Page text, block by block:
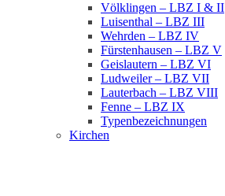
Völklingen – LBZ I & II
Luisenthal – LBZ III
Wehrden – LBZ IV
Fürstenhausen – LBZ V
Geislautern – LBZ VI
Ludweiler – LBZ VII
Lauterbach – LBZ VIII
Fenne – LBZ IX
Typenbezeichnungen
Kirchen